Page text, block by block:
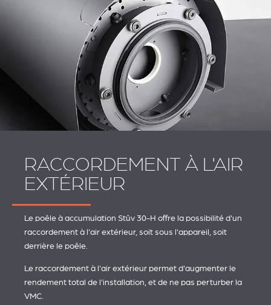
RACCORDEMENT À L'AIR
EXTÉRIEUR
Le poêle à accumulation Stûv 30-H offre la possibilité d'un
raccordement à l'air extérieur, soit sous l'appareil, soit
derrière le poêle.
Le raccordement à l'air extérieur permet d'augmenter le
rendement total de l'installation, et de ne pas perturber la
VMC.